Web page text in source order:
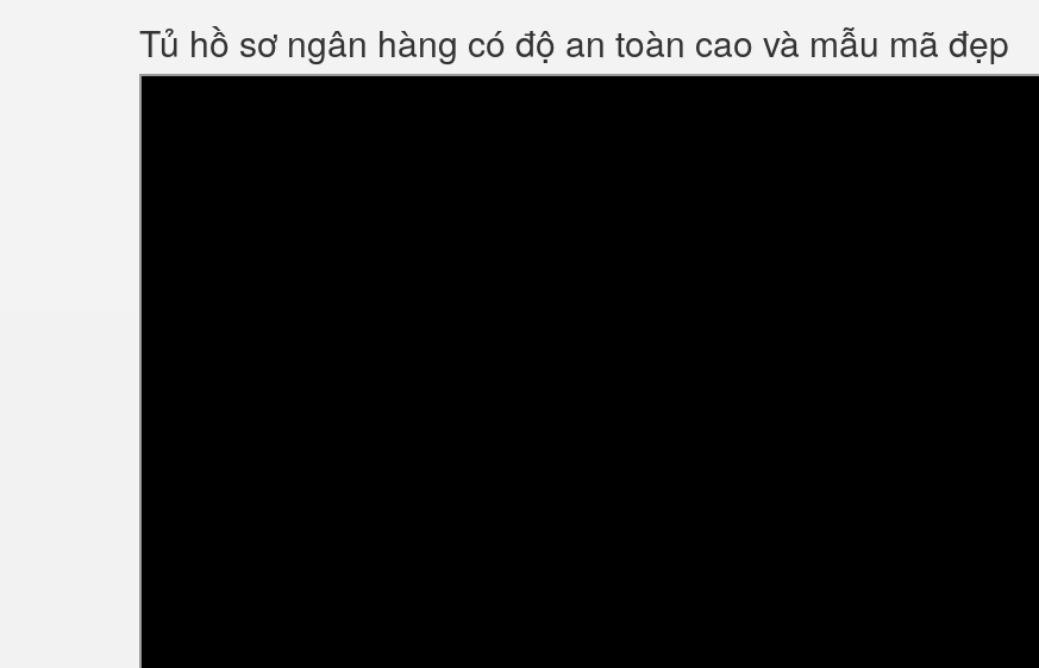
Tủ hồ sơ ngân hàng có độ an toàn cao và mẫu mã đẹp